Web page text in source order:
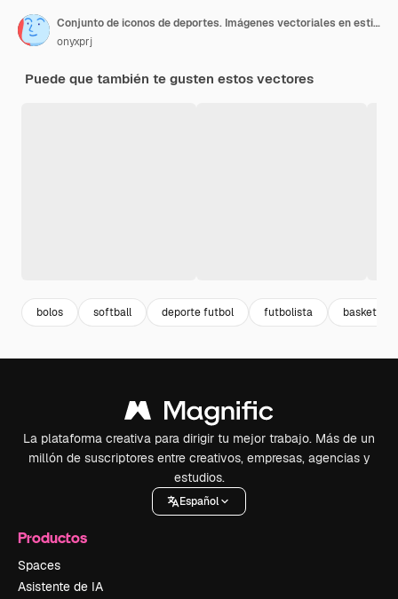
Conjunto de iconos de deportes. Imágenes vectoriales en estilo plano.
onyxprj
Puede que también te gusten estos vectores
bolos softball deporte futbol futbolista basketball
La plataforma creativa para dirigir tu mejor trabajo. Más de un
millón de suscriptores entre creativos, empresas, agencias y
estudios.
Español
Productos
Spaces
Asistente de IA